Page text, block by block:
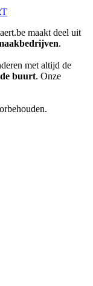
maakt deel uit
.
met altijd de
buurt. Onze